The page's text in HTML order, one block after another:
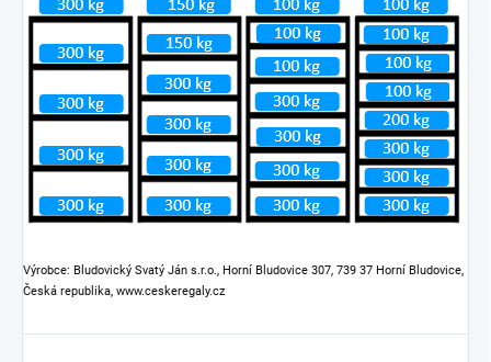
Výrobce: Bludovický Svatý Ján s.r.o., Horní Bludovice 307, 739 37 Horní Bludovice,
Česká republika, www.ceskeregaly.cz